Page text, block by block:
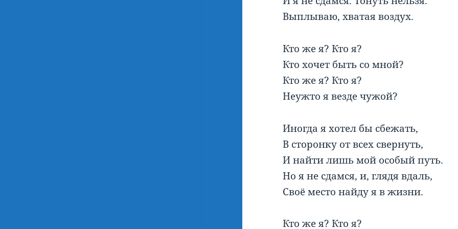
Выплываю, хватая воздух.
Кто же я? Кто я?
Кто хочет быть со мной?
Кто же я? Кто я?
Неужто я везде чужой?
Иногда я хотел бы сбежать,
В сторонку от всех свернуть,
И найти лишь мой особый путь.
Но я не сдамся, и, глядя вдаль,
Своё место найду я в жизни.
Кто же я? Кто я?